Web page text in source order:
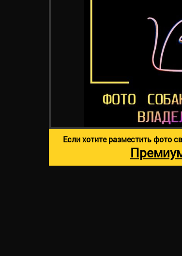
Если хотите разместить фото